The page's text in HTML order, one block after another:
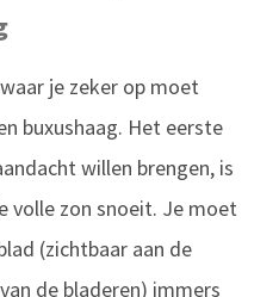
je zeker op moet
buxushaag. Het eerste
willen brengen, is
volle zon snoeit. Je moet
(zichtbaar aan de
de bladeren) immers